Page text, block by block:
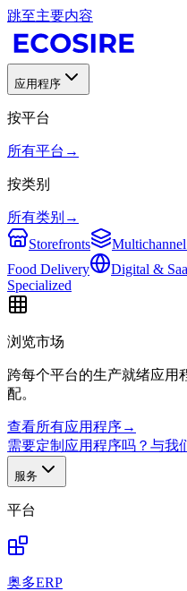
跳至主要内容
应用程序
按平台
所有平台 →
按类别
所有类别 →
Storefronts
Food Delivery
Digital &
Specialized
浏览市场
跨每个平台的生产就绪应用
配。
查看所有应用程序→
需要定制应用程序吗？与我
服务
平台
奥多ERP